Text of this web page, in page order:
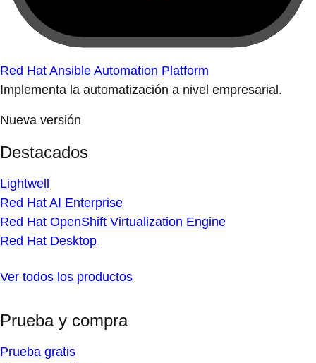
Red Hat Ansible Automation Platform
Implementa la automatización a nivel empresarial.
Nueva versión
Destacados
Lightwell
Red Hat AI Enterprise
Red Hat OpenShift Virtualization Engine
Red Hat Desktop
Ver todos los productos
Prueba y compra
Prueba gratis